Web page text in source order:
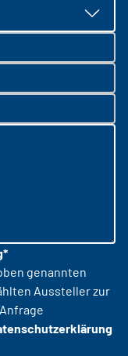
genannten
Aussteller zur